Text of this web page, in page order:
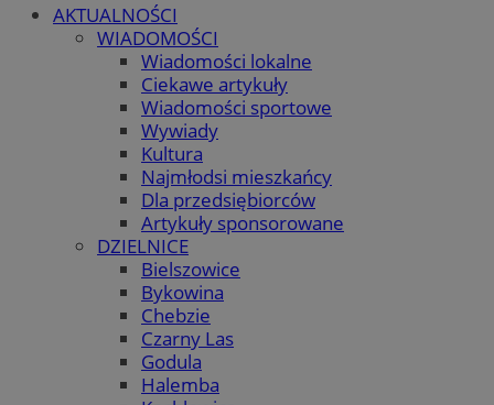
AKTUALNOŚCI
WIADOMOŚCI
Wiadomości lokalne
Ciekawe artykuły
Wiadomości sportowe
Wywiady
Kultura
Najmłodsi mieszkańcy
Dla przedsiębiorców
Artykuły sponsorowane
DZIELNICE
Bielszowice
Bykowina
Chebzie
Czarny Las
Godula
Halemba